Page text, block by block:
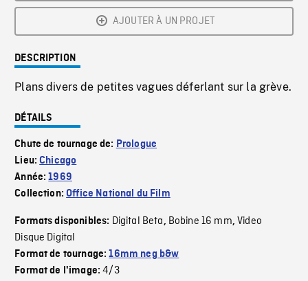
AJOUTER À UN PROJET
DESCRIPTION
Plans divers de petites vagues déferlant sur la grève.
DÉTAILS
Chute de tournage de: Prologue
Lieu:Chicago
Année:1969
Collection:Office National du Film
Formats disponibles: Digital Beta, Bobine 16 mm,Video
Disque Digital
Format de tournage:16mm neg b&w
Format de l'image:4/3